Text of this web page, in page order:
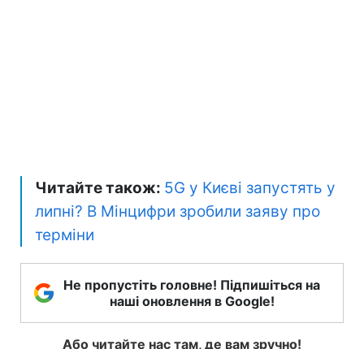
Читайте також: 5G у Києві запустять у
липні? В Мінцифри зробили заяву про
терміни
Не пропустіть головне! Підпишіться на
наші оновлення в Google!
Або читайте нас там, де вам зручно!